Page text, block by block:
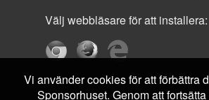
Välj webbläsare för att installera:
Vi använder cookies för att förbättra
Sponsorhuset. Genom att